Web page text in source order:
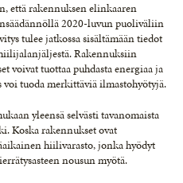
että rakennuksen elinkaaren
2020-luvun puoliväliin
tulee jatkossa sisältämään tiedot
Rakennuksiin
voivat tuottaa puhdasta energiaa ja
tuoda merkittäviä ilmastohyötyjä.
yleensä selvästi tavanomaista
Koska rakennukset ovat
hiilivarasto, jonka hyödyt
nousun myötä.